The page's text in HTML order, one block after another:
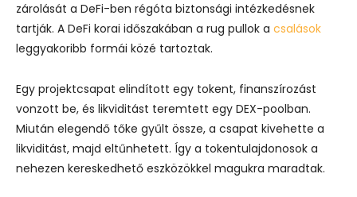
zárolását a DeFi-ben régóta biztonsági intézkedésnek
tartják. A DeFi korai időszakában a rug pullok a csalások
leggyakoribb formái közé tartoztak.
Egy projektcsapat elindított egy tokent, finanszírozást
vonzott be, és likviditást teremtett egy DEX-poolban.
Miután elegendő tőke gyűlt össze, a csapat kivehette a
likviditást, majd eltűnhetett. Így a tokentulajdonosok a
nehezen kereskedhető eszközökkel magukra maradtak.